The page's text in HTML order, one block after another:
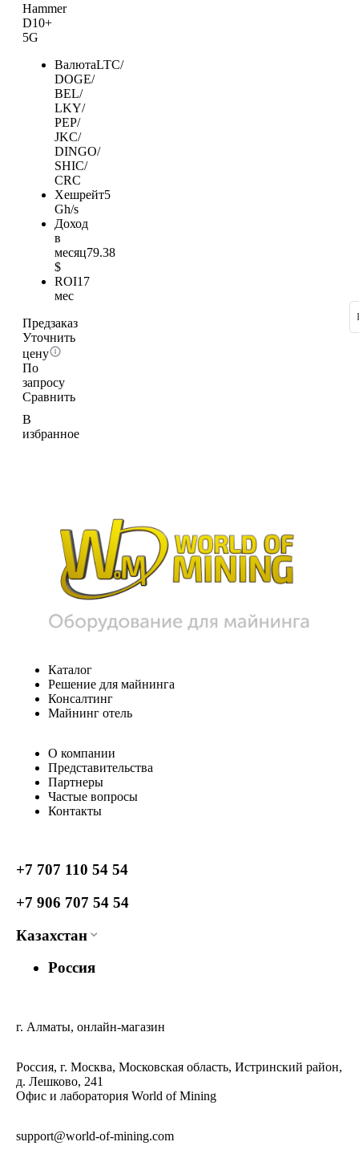
Hammer
D10+
5G
ВалютаLTC/
DOGE/
BEL/
LKY/
PEP/
JKC/
DINGO/
SHIC/
CRC
Хешрейт5
Gh/s
Доход
в
месяц79.38
$
ROI17
мес
Предзаказ
Уточнить
цену
По
запросу
Сравнить
В
избранное
Каталог
Решение для майнинга
Консалтинг
Майнинг отель
О компании
Представительства
Партнеры
Частые вопросы
Контакты
+7 707 110 54 54
+7 906 707 54 54
Казахстан
Россия
г. Алматы, онлайн-магазин
Россия, г. Москва, Московская область, Истринский район,
д. Лешково, 241
Офис и лаборатория World of Mining
support@world-of-mining.com